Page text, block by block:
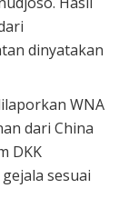
dinyatakan
WNA
dari China
DKK
sesuai